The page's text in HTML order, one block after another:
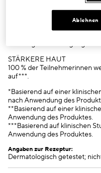
In 1 Stunde sichtbar
Feuchtigkeitsversorgung**
STÄRKERE HAUT
100 % der Teilnehmerinnen
auf***.
*Basierend auf einer
nach Anwendung des
**Basierend auf einer
Anwendung des Produktes.
***Basierend auf klinischen
Anwendung des Produktes.
Angaben zur Rezeptur:
Dermatologisch getestet;
Ablehnen